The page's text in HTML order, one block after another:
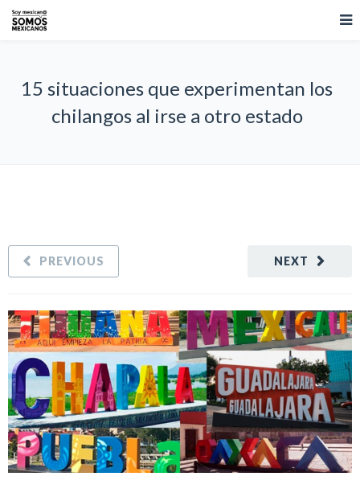
15 situaciones que experimentan los
chilangos al irse a otro estado
NEXT
PREVIOUS